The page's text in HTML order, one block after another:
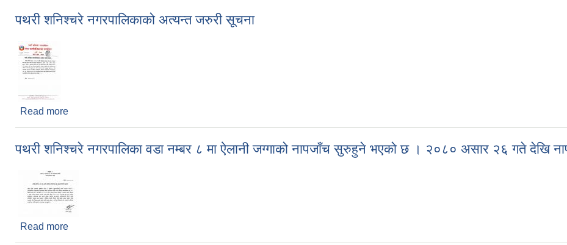
पथरी शनिश्चरे नगरपालिकाको अत्यन्त जरुरी सूचना
Read more
पथरी शनिश्चरे नगरपालिका वडा नम्बर ८ मा ऐलानी जग्गाको नापजाँच सुरुहुने भएको छ । २०८० असार २६ गते देखि
Read more